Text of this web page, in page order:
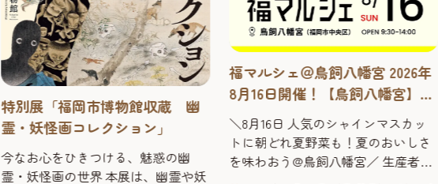
特別展「福岡市博物館収蔵 幽
霊・妖怪画コレクション」
今なお心をひきつける、魅惑の幽
霊・妖怪画の世界 本展は、幽霊や妖
福マルシェ＠鳥飼八幡宮 2026年
8月16日開催！【鳥飼八幡宮】
～人気のシャインマスカットに
朝どれ夏野菜も！
＼8月16日 人気のシャインマスカッ
トに朝どれ夏野菜も！夏のおいしさ
を味わおう@鳥飼八幡宮／ 生産者が
大切に育んだ夏の恵みが集合！今月